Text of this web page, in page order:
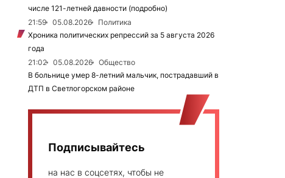
числе 121-летней давности (подробно)
21:59
05.08.2026
Политика
Хроника политических репрессий за 5 августа 2026
года
21:02
05.08.2026
Общество
В больнице умер 8-летний мальчик, пострадавший в
ДТП в Светлогорском районе
Подписывайтесь
на нас в соцсетях, чтобы не